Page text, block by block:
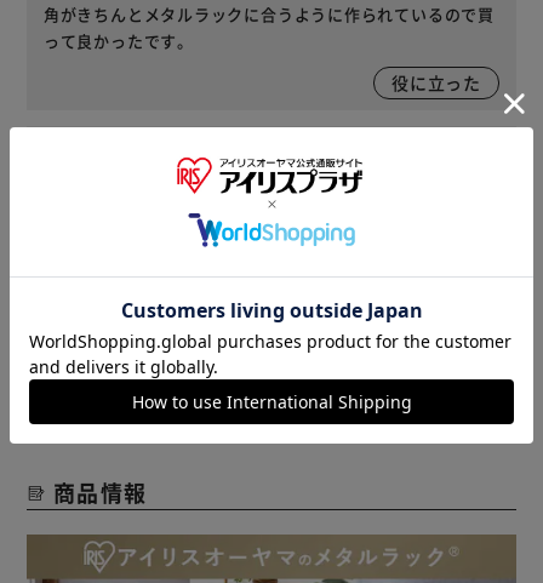
角がきちんとメタルラックに合うように作られているので買
って良かったです。
役に立った
物が置きやすくとても良いです！
レビューをもっと見る
商品情報